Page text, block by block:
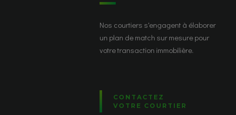
Nos courtiers s'engagent à élaborer
un plan de match sur mesure pour
votre transaction immobilière.
CONTACTEZ
VOTRE COURTIER